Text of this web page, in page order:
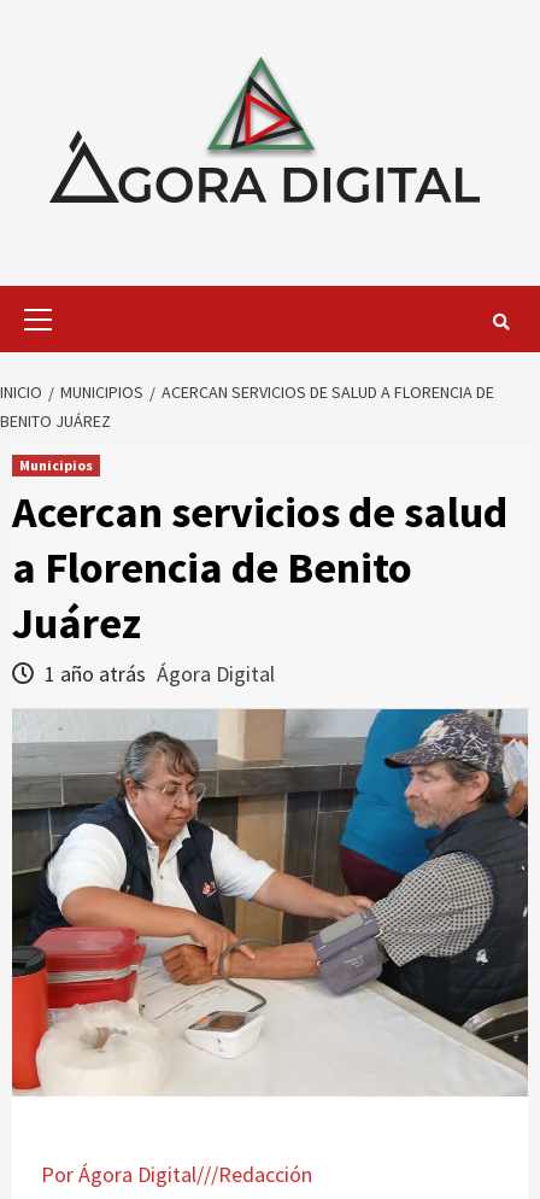
INICIO MUNICIPIOS
ACERCAN SERVICIOS DE SALUD A FLORENCIA DE
BENITO JUÁREZ
Municipios
Acercan servicios de salud
a Florencia de Benito
Juárez
1 año atrás Ágora Digital
Por Ágora Digital///Redacción